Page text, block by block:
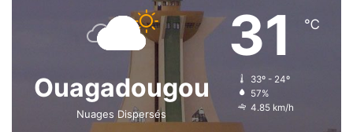
Ouagadougou
Nuages Dispersés
31 ℃
33º - 24º
57%
4.85 km/h